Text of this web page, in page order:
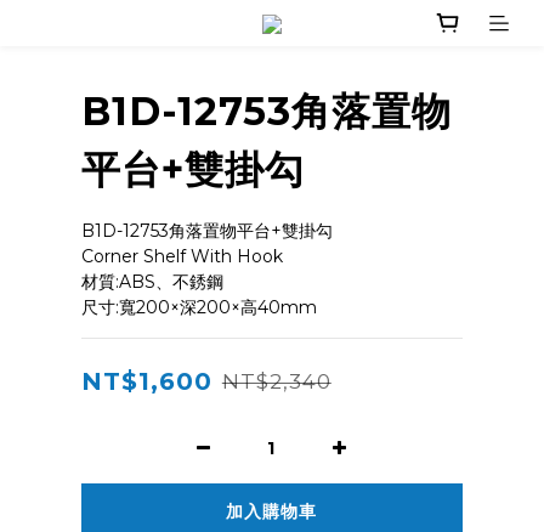
B1D-12753角落置物
平台+雙掛勾
B1D-12753角落置物平台+雙掛勾
Corner Shelf With Hook
材質:ABS、不銹鋼
尺寸:寬200×深200×高40mm
NT$1,600 NT$2,340
加入購物車